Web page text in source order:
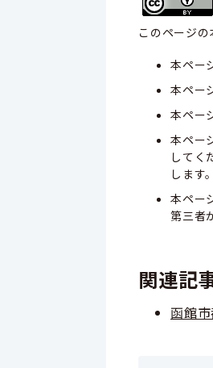
このページ
本ペー
本ペー
本ペー
本ペー
してく
します。
本ペー
第三者
関連記
函館